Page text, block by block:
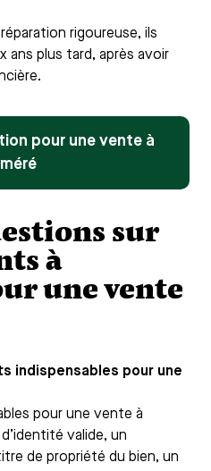
rigoureuse, ils
ans plus tard, après avoir
pour une vente à
sur
à
une vente
indispensables pour une
pour une vente à
valide, un
de propriété du bien, un